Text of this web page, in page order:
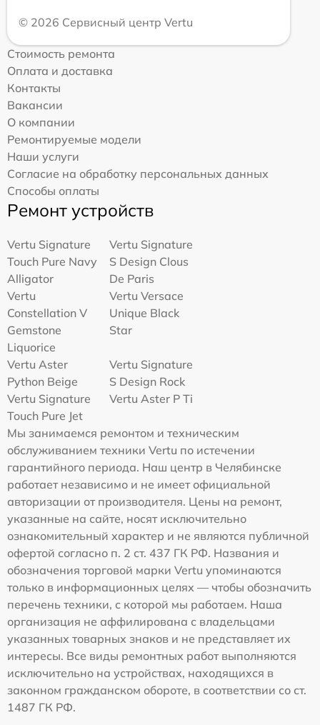
© 2026 Сервисный центр Vertu
Стоимость ремонта
Оплата и доставка
Контакты
Вакансии
О компании
Ремонтируемые модели
Наши услуги
Согласие на обработку персональных данных
Способы оплаты
Ремонт устройств
Vertu Signature
Touch Pure Navy
Alligator
Vertu Signature
S Design Clous
De Paris
Vertu
Constellation V
Gemstone
Liquorice
Vertu Versace
Unique Black
Star
Vertu Aster
Python Beige
Vertu Signature
S Design Rock
Vertu Signature
Touch Pure Jet
Vertu Aster P Ti
Мы занимаемся ремонтом и техническим
обслуживанием техники Vertu по истечении
гарантийного периода. Наш центр в Челябинске
работает независимо и не имеет официальной
авторизации от производителя. Цены на ремонт,
указанные на сайте, носят исключительно
ознакомительный характер и не являются публичной
офертой согласно п. 2 ст. 437 ГК РФ. Названия и
обозначения торговой марки Vertu упоминаются
только в информационных целях — чтобы обозначить
перечень техники, с которой мы работаем. Наша
организация не аффилирована с владельцами
указанных товарных знаков и не представляет их
интересы. Все виды ремонтных работ выполняются
исключительно на устройствах, находящихся в
законном гражданском обороте, в соответствии со ст.
1487 ГК РФ.